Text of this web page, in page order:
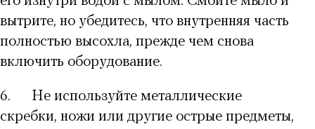
вытрите, но убедитесь, что внутренняя часть
полностью высохла, прежде чем снова
включить оборудование.
6.
Не используйте металлические
скребки, ножи или другие острые предметы,